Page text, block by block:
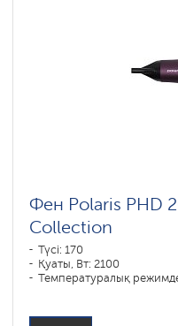
Фен Polaris PHD
Collection
Түсі: 170
Қуаты, Вт: 2100
Температуралық